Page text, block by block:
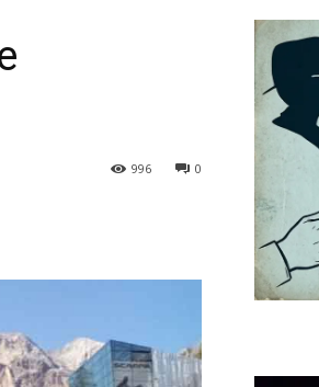
0
996